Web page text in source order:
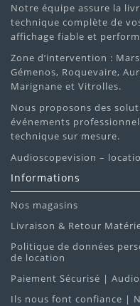
Notre équipe assure la
technique complète de
affichage fiable et
Zone d’intervention :
Gémenos, Roquevaire,
Marignane et Vitrolles.
Nous proposons des
événements
technique sur mesure.
Audioscopevision –
Informations
Nos magasins
Livraison & Retour
Politique de données
de location
Paiement Sécurisé |
Ils nous font confiance |